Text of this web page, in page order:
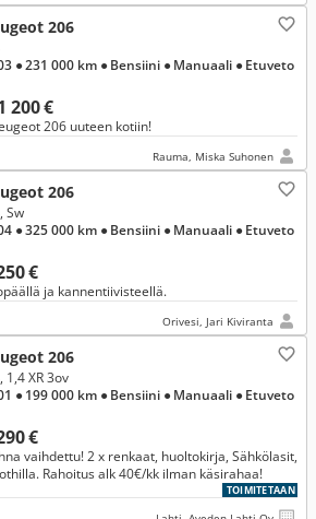
206
200 €
● 231 000 km ● Bensiini ● Manuaali ● Etuveto
206 uuteen kotiin!
Rauma, Miska Suhonen
206
€
Sw
● 325 000 km ● Bensiini ● Manuaali ● Etuveto
ja kannentiivisteellä.
Orivesi, Jari Kiviranta
206
€
1,4 XR 3ov
● 199 000 km ● Bensiini ● Manuaali ● Etuveto
vaihdettu! 2 x renkaat, huoltokirja, Sähkölasit,
Rahoitus alk 40€/kk ilman käsirahaa!
TOIMITETAAN